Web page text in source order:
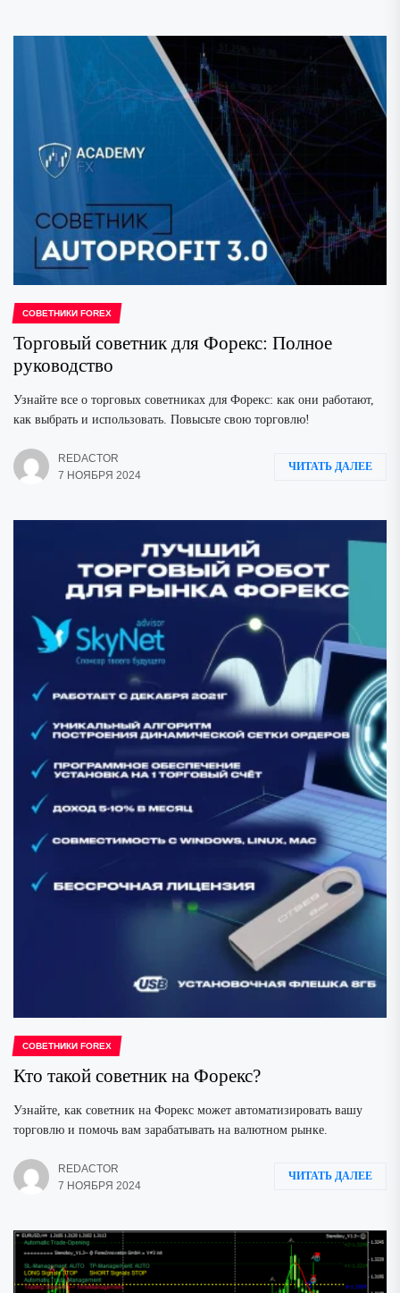
СОВЕТНИКИ FOREX
Торговый советник для Форекс: Полное
руководство
Узнайте все о торговых советниках для Форекс: как они работают,
как выбрать и использовать. Повысьте свою торговлю!
REDACTOR
7 НОЯБРЯ 2024
ЧИТАТЬ ДАЛЕЕ
СОВЕТНИКИ FOREX
Кто такой советник на Форекс?
Узнайте, как советник на Форекс может автоматизировать вашу
торговлю и помочь вам зарабатывать на валютном рынке.
REDACTOR
7 НОЯБРЯ 2024
ЧИТАТЬ ДАЛЕЕ